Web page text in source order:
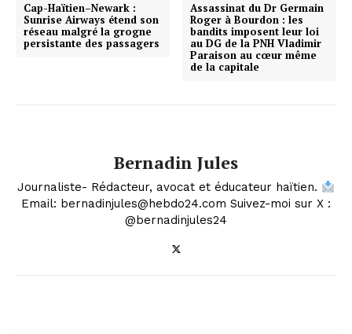
Cap-Haïtien–Newark :
Sunrise Airways étend son
réseau malgré la grogne
persistante des passagers
Assassinat du Dr Germain
Roger à Bourdon : les
bandits imposent leur loi
au DG de la PNH Vladimir
Paraison au cœur même
de la capitale
Bernadin Jules
Journaliste- Rédacteur, avocat et éducateur haïtien.
Email: bernadinjules@hebdo24.com Suivez-moi sur X :
@bernadinjules24